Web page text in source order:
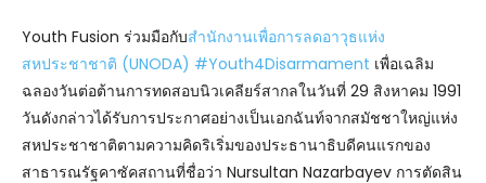
Youth Fusion ร่วมมือกับสำนักงานเพื่อการลดอาวุธแห่ง
สหประชาชาติ (UNODA) #Youth4Disarmament เพื่อเฉลิม
ฉลองวันต่อต้านการทดสอบนิวเคลียร์สากลในวันที่ 29 สิงหาคม 1991
วันดังกล่าวได้รับการประกาศอย่างเป็นเอกฉันท์จากสมัชชาใหญ่แห่ง
สหประชาชาติตามความคิดริเริ่มของประธานาธิบดีคนแรกของ
สาธารณรัฐคาซัคสถานที่ชื่อว่า Nursultan Nazarbayev การตัดสิน